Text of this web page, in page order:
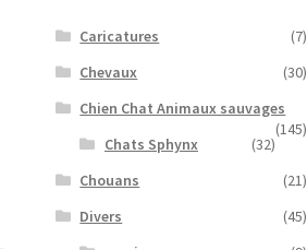
Caricatures
(7)
Chevaux
(30)
Chien Chat Animaux sauvages
(145)
Chats Sphynx
(32)
Chouans
(21)
Divers
(45)